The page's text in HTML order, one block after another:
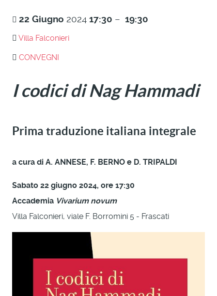
22 Giugno 2024 17:30 – 19:30
Villa Falconieri
CONVEGNI
I codici di Nag Hammadi
Prima traduzione italiana integrale
a cura di A. ANNESE, F. BERNO e D. TRIPALDI
Sabato 22 giugno 2024, ore 17:30
Accademia Vivarium novum
Villa Falconieri, viale F. Borromini 5 - Frascati